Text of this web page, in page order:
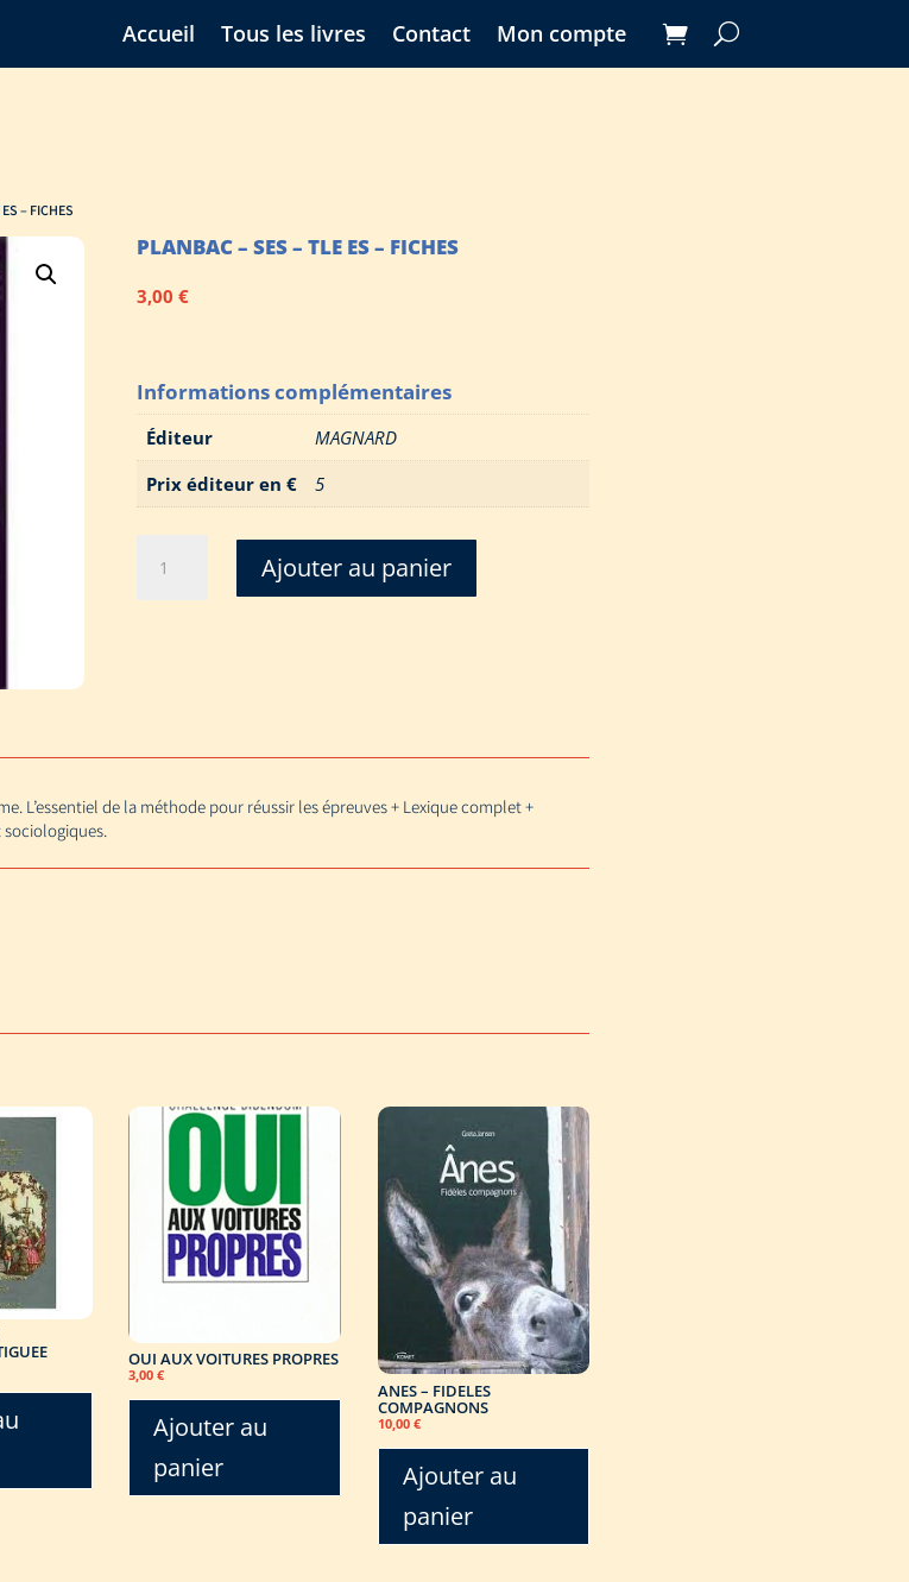
Accueil Tous les livres Contact Mon compte
– FICHES
PLANBAC – SES – TLE ES – FICHES
3,00€
Informations complémentaires
Éditeur
MAGNARD
Prix éditeur en €
5
PLANBAC
-
Ajouter au panier
L’essentiel de la méthode pour réussir les épreuves + Lexique complet +
OUI AUX VOITURES PROPRES
3,00€
Ajouter au
panier
ANES – FIDELES
COMPAGNONS
10,00 €
Ajouter au
panier